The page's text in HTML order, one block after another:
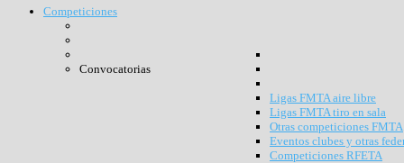
Competiciones
Convocatorias
Ligas FMTA aire libre
Ligas FMTA tiro en sala
Otras competiciones FMTA
Eventos clubes y otras
Competiciones RFETA